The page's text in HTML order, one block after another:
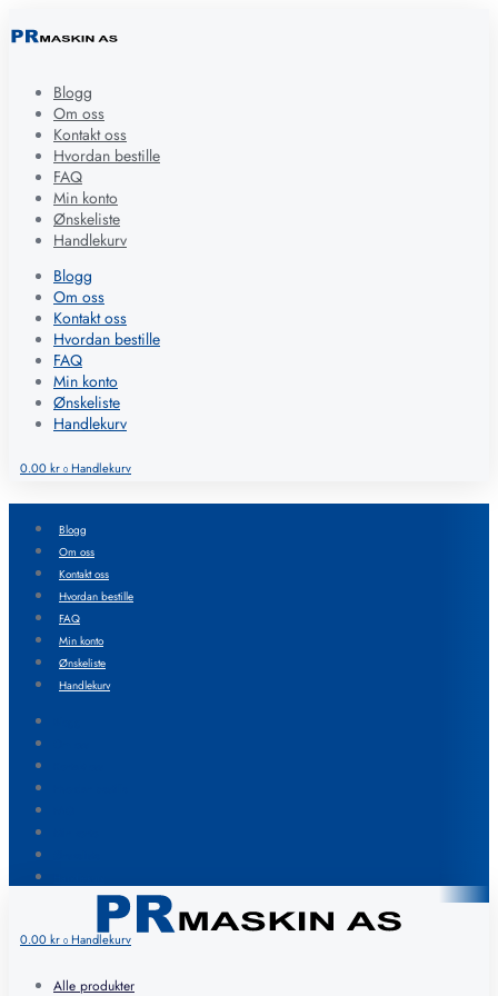
Blogg
Om oss
Kontakt oss
Hvordan bestille
FAQ
Min konto
Ønskeliste
Handlekurv
Blogg
Om oss
Kontakt oss
Hvordan bestille
FAQ
Min konto
Ønskeliste
Handlekurv
0.00kr 0 Handlekurv
Blogg
Om oss
Kontakt oss
Hvordan bestille
FAQ
Min konto
Ønskeliste
Handlekurv
0.00kr 0 Handlekurv
Alle produkter